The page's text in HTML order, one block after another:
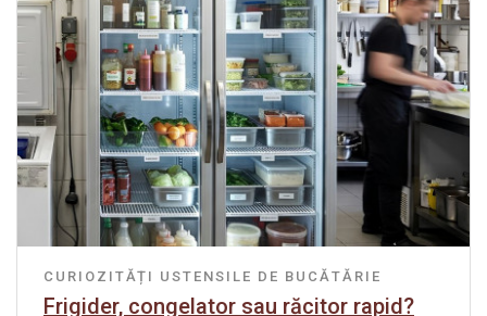
CURIOZITĂȚI USTENSILE DE BUCĂTĂRIE
Frigider, congelator sau răcitor rapid?